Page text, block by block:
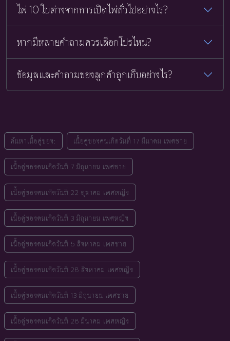
ไพ่ 10 ใบต่างจากการเปิดไพ่ทั่วไปอย่างไร?
หากมีหลายคำถามควรเลือกโปรไหน?
ข้อมูลและคำถามของลูกค้าถูกเก็บอย่างไร?
ค้นหาเนื้อคู่ของ: เนื้อคู่ของคนเกิดวันที่ 17 มีนาคม เพศชาย
เนื้อคู่ของคนเกิดวันที่ 7 มิถุนายน เพศชาย
เนื้อคู่ของคนเกิดวันที่ 22 ตุลาคม เพศหญิง
เนื้อคู่ของคนเกิดวันที่ 3 มิถุนายน เพศหญิง
เนื้อคู่ของคนเกิดวันที่ 5 สิงหาคม เพศชาย
เนื้อคู่ของคนเกิดวันที่ 28 สิงหาคม เพศหญิง
เนื้อคู่ของคนเกิดวันที่ 13 มิถุนายน เพศชาย
เนื้อคู่ของคนเกิดวันที่ 28 มีนาคม เพศหญิง